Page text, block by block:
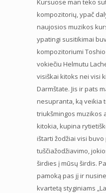
kompozitorių, ypač
naujosios muzikos
ypatingi susitikimai
kompozitoriumi
vokiečiu Helmutu
visiškai kitoks nei visi
Darmštate. Jis ir pats
nesupranta, ką veikia
triukšmingos muzikos
kitokia, kupina
ištarti žodžiai visi
tuščiažodžiavimo,
širdies į mūsų širdis.
pamoką pas jį ir
kvartetą styginiams